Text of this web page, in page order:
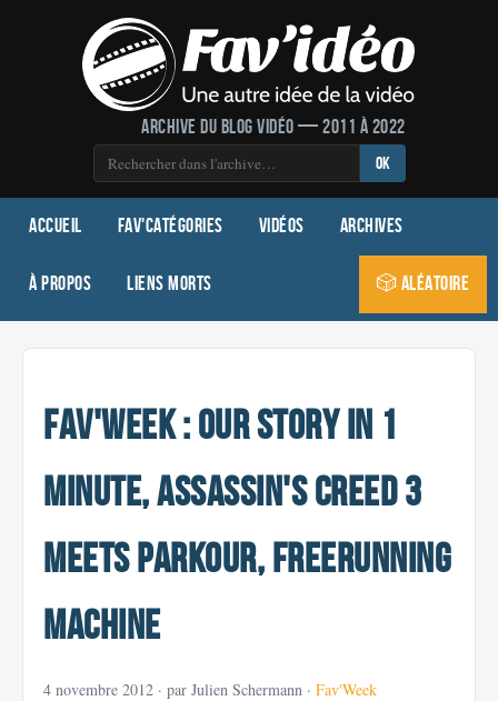
Archive du blog vidéo — 2011 à 2022
OK
Accueil Fav'Catégories Vidéos Archives
À propos Liens morts 🎲 Aléatoire
Fav'Week : Our Story in 1
Minute, Assassin's Creed 3
Meets Parkour, Freerunning
Machine
4 novembre 2012 · par Julien Schermann · Fav'Week